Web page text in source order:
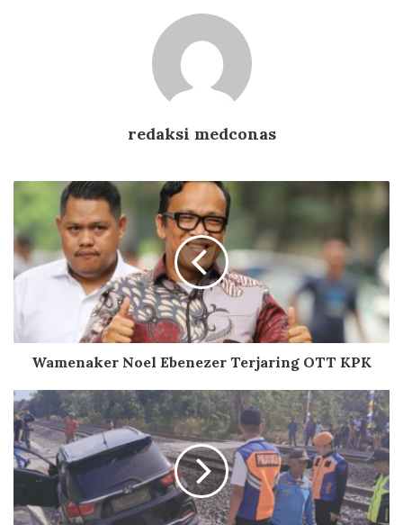
redaksi medconas
Wamenaker Noel Ebenezer Terjaring OTT KPK